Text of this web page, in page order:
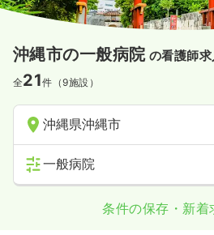
沖縄市の一般病院 の看護師求
全21件（9施設）
沖縄県沖縄市
一般病院
条件の保存・新着